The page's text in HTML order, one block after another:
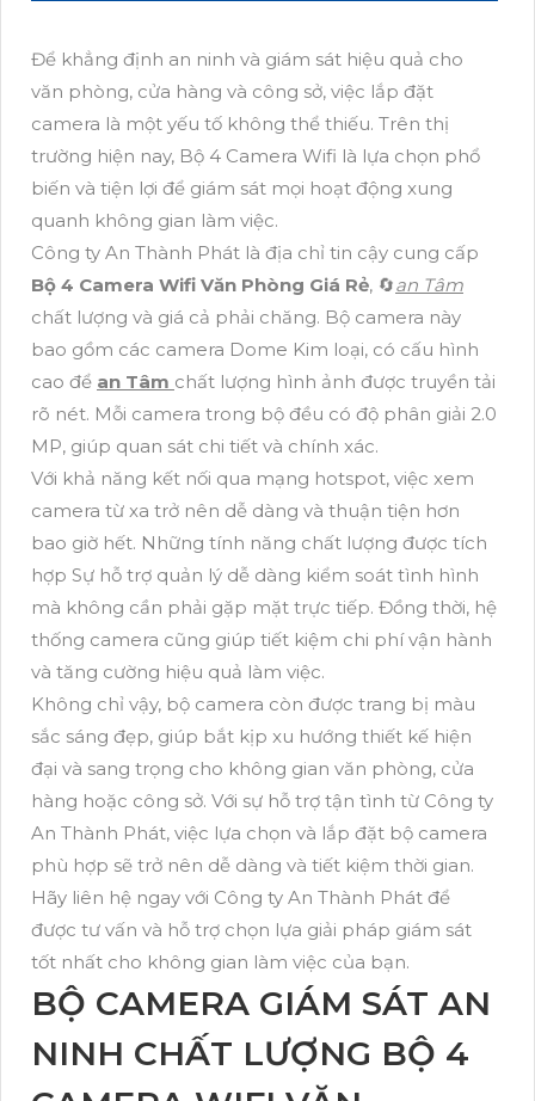
Để khẳng định an ninh và giám sát hiệu quả cho
văn phòng, cửa hàng và công sở, việc lắp đặt
camera là một yếu tố không thể thiếu. Trên thị
trường hiện nay, Bộ 4 Camera Wifi là lựa chọn phổ
biến và tiện lợi để giám sát mọi hoạt động xung
quanh không gian làm việc.
Công ty An Thành Phát là địa chỉ tin cậy cung cấp
Bộ 4 Camera Wifi Văn Phòng Giá Rẻ, 🔄an Tâm
chất lượng và giá cả phải chăng. Bộ camera này
bao gồm các camera Dome Kim loại, có cấu hình
cao để an Tâm chất lượng hình ảnh được truyền tải
rõ nét. Mỗi camera trong bộ đều có độ phân giải 2.0
MP, giúp quan sát chi tiết và chính xác.
Với khả năng kết nối qua mạng hotspot, việc xem
camera từ xa trở nên dễ dàng và thuận tiện hơn
bao giờ hết. Những tính năng chất lượng được tích
hợp Sự hỗ trợ quản lý dễ dàng kiểm soát tình hình
mà không cần phải gặp mặt trực tiếp. Đồng thời, hệ
thống camera cũng giúp tiết kiệm chi phí vận hành
và tăng cường hiệu quả làm việc.
Không chỉ vậy, bộ camera còn được trang bị màu
sắc sáng đẹp, giúp bắt kịp xu hướng thiết kế hiện
đại và sang trọng cho không gian văn phòng, cửa
hàng hoặc công sở. Với sự hỗ trợ tận tình từ Công ty
An Thành Phát, việc lựa chọn và lắp đặt bộ camera
phù hợp sẽ trở nên dễ dàng và tiết kiệm thời gian.
Hãy liên hệ ngay với Công ty An Thành Phát để
được tư vấn và hỗ trợ chọn lựa giải pháp giám sát
tốt nhất cho không gian làm việc của bạn.
BỘ CAMERA GIÁM SÁT AN
NINH CHẤT LƯỢNG BỘ 4